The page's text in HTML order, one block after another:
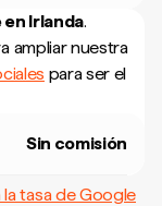
en Irlanda.
ampliar nuestra
para ser el
Sin comisión
tasa de Google